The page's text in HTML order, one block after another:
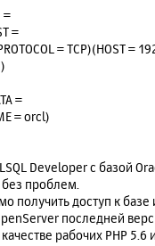
=
=
= TCP)(HOST =
=
= orcl)
Developer с базой
проблем.
получить доступ к базе
последней
рабочих PHP 5.6